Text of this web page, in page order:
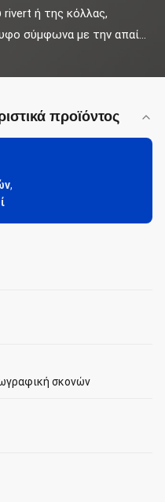
ή της κόλλας,
σύμφωνα με την απαί...
προϊόντος
,
σκονών